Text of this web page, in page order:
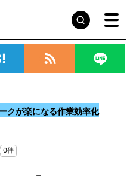
クが楽になる作業効率化